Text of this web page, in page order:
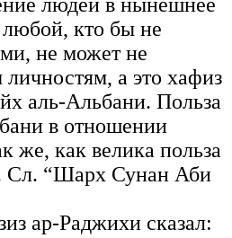
любой, кто бы не
не может не
личностям, а это хафиз
аль-Альбани. Польза
в отношении
же, как велика польза
Сл. “Шарх Сунан Аби
ар-Раджихи сказал: